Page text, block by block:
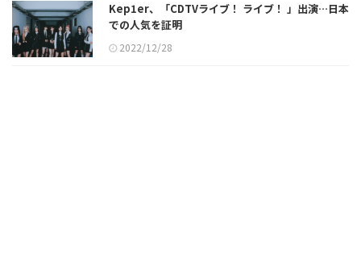
Kep1er、「CDTVライブ！ ライブ！ 」出演…日本
での人気を証明
2022/12/28